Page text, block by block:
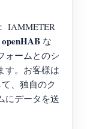
： IAMMETER
openHAB な
ォームとのシ
す。お客様は
、独自のク
にデータを送